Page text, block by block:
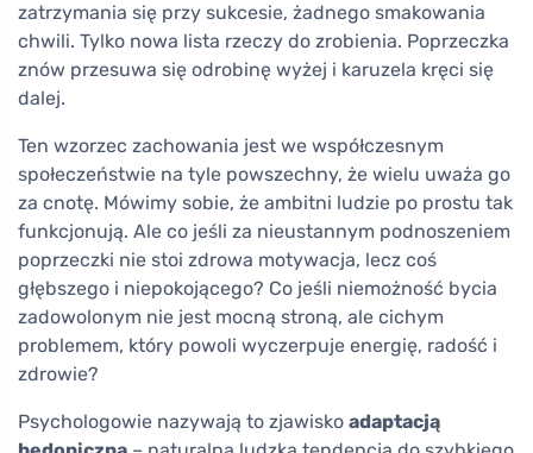
zatrzymania się przy sukcesie, żadnego smakowania
chwili. Tylko nowa lista rzeczy do zrobienia. Poprzeczka
znów przesuwa się odrobinę wyżej i karuzela kręci się
dalej.
Ten wzorzec zachowania jest we współczesnym
społeczeństwie na tyle powszechny, że wielu uważa go
za cnotę. Mówimy sobie, że ambitni ludzie po prostu tak
funkcjonują. Ale co jeśli za nieustannym podnoszeniem
poprzeczki nie stoi zdrowa motywacja, lecz coś
głębszego i niepokojącego? Co jeśli niemożność bycia
zadowolonym nie jest mocną stroną, ale cichym
problemem, który powoli wyczerpuje energię, radość i
zdrowie?
Psychologowie nazywają to zjawisko adaptacją